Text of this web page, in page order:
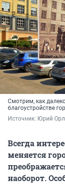
Смотрим, как
благоустройстве
Источник: Юрий
Всегда
меняется
наоборот.